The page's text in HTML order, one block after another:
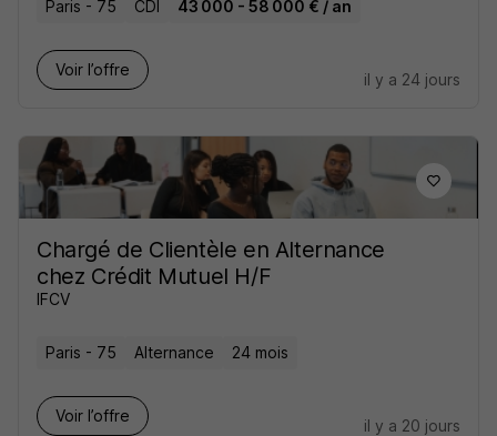
Paris - 75 CDI 43 000 - 58 000 € / an
Voir l’offre
il y a 24 jours
Chargé de Clientèle en Alternance
chez Crédit Mutuel H/F
IFCV
Paris - 75 Alternance 24 mois
Voir l’offre
il y a 20 jours